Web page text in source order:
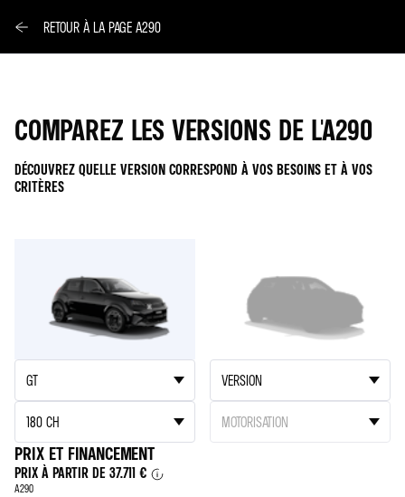
RETOUR À LA PAGE A290
COMPAREZ LES VERSIONS DE L'A290
DÉCOUVREZ QUELLE VERSION CORRESPOND À VOS BESOINS ET À VOS
CRITÈRES
PRIX ET FINANCEMENT
PRIX À PARTIR DE 37.711 €
A290